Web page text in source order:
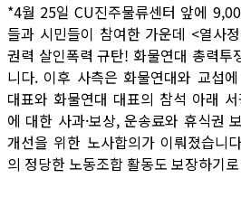
*4월 25일 CU진주물류센터 앞에
들과 시민들이 참여한 가운데 <열사
권력 살인폭력 규탄! 화물연대 총력투
니다. 이후 사측은 화물연대와 교섭
대표와 화물연대 대표의 참석 아래
에 대한 사과·보상, 운송료와 휴식권
개선을 위한 노사합의가 이뤄졌습니
의 정당한 노동조합 활동도 보장하기